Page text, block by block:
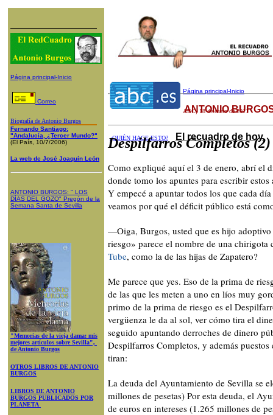
Página principal-Inicio
Correo
Biografía de Antonio Burgos
Fernando Santiago:
"Andalucía, ¿Tercer Mundo?"
(El País, 10/7/2006)
La web de José Joaquín León
ANTONIO BURGOS: " LOS
DÍAS DEL GOZO" Pregón de la
Semana Santa de Sevilla
"Memorias de la vieja dama: mis
mejores artículos sobre Sevilla",
de Antonio Burgos
OTROS LIBROS DE ANTONIO
BURGOS
LIBROS DE ANTONIO
BURGOS PUBLICADOS POR
PLANETA
Página principal-Inicio
ABC, 18de enero de 2011
¿QUIÉN HACE ESTO? El recuadro de hoy
ANTONIO
Despilfarros Completos (2)
Como expliqué aquí el 3 de enero, abrí el
donde tomo los apuntes para escribir
Y empecé a apuntar todos los que cada
veamos por qué el déficit público está
—Oiga, Burgos, usted que es hijo
riesgo» parece el nombre de una chirigota
Tube, como la de las hijas de Zapatero?
Me parece que yes. Eso de la prima de
de las que les meten a uno en líos muy
primo de la prima de riesgo es el
vergüenza le da al sol, ver cómo tira el
seguido apuntando derroches de dinero
Despilfarros Completos, y además
tiran:
La deuda del Ayuntamiento de Sevilla se
millones de pesetas) Por esta deuda, el
de euros en intereses (1.265 millones de